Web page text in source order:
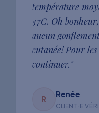
température
37C. Oh
aucun
cutanée! Pour
continuer."
R Renée
CLIENT·E